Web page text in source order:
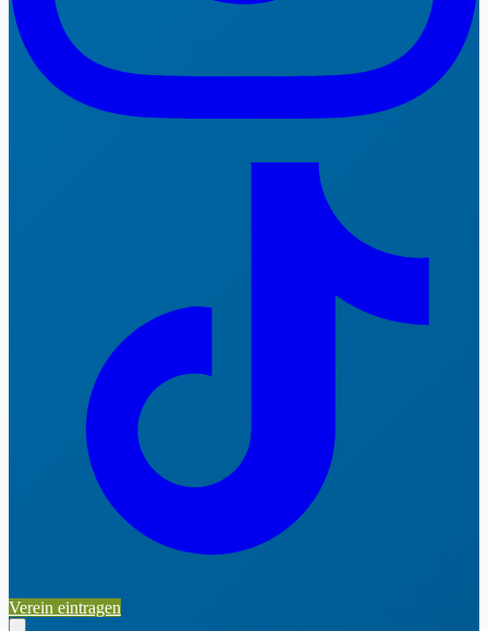
Verein eintragen